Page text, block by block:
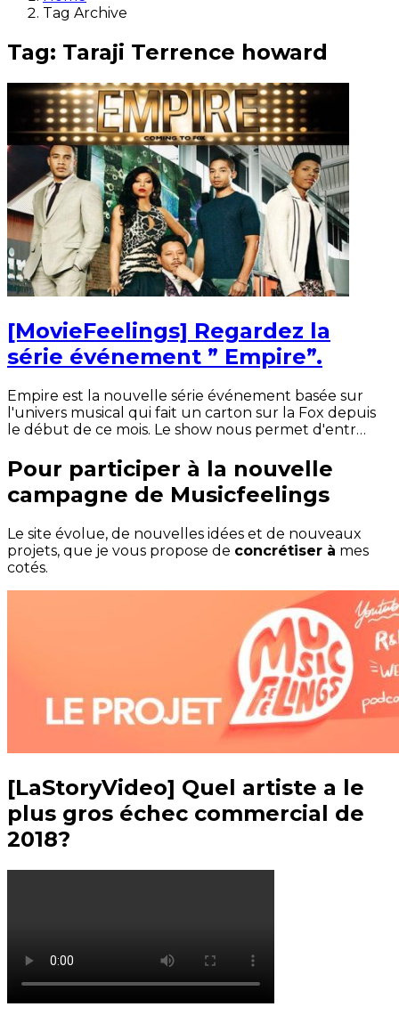
Tag Archive
Tag: Taraji Terrence howard
[MovieFeelings] Regardez la
série événement ” Empire”.
Empire est la nouvelle série événement basée sur
l'univers musical qui fait un carton sur la Fox depuis
le début de ce mois. Le show nous permet d'entr…
Pour participer à la nouvelle
campagne de Musicfeelings
Le site évolue, de nouvelles idées et de nouveaux
projets, que je vous propose de concrétiser à mes
cotés.
[LaStoryVideo] Quel artiste a le
plus gros échec commercial de
2018?